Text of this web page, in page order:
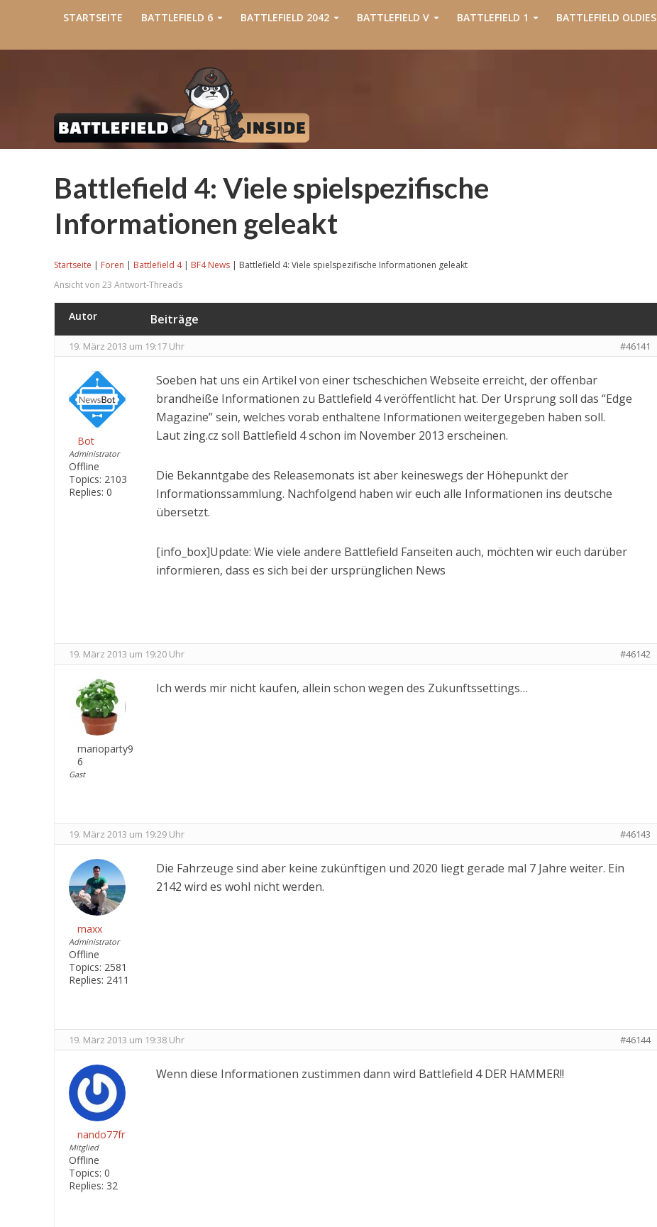
STARTSEITE BATTLEFIELD 6 BATTLEFIELD 2042 BATTLEFIELD V BATTLEFIELD 1 BATTLEFIELD OLDIES
Battlefield 4: Viele spielspezifische
Informationen geleakt
Startseite | Foren | Battlefield 4 | BF4 News | Battlefield 4: Viele spielspezifische Informationen geleakt
Ansicht von 23 Antwort-Threads
Autor Beiträge
19. März 2013 um 19:17 Uhr #46141
Bot
Administrator
Offline
Topics: 2103
Replies: 0
Soeben hat uns ein Artikel von einer tscheschichen Webseite erreicht, der offenbar
brandheiße Informationen zu Battlefield 4 veröffentlicht hat. Der Ursprung soll das “Edge
Magazine” sein, welches vorab enthaltene Informationen weitergegeben haben soll.
Laut zing.cz soll Battlefield 4 schon im November 2013 erscheinen.
Die Bekanntgabe des Releasemonats ist aber keineswegs der Höhepunkt der
Informationssammlung. Nachfolgend haben wir euch alle Informationen ins deutsche
übersetzt.
[info_box]Update: Wie viele andere Battlefield Fanseiten auch, möchten wir euch darüber
informieren, dass es sich bei der ursprünglichen News
19. März 2013 um 19:20 Uhr #46142
marioparty9
6
Gast
Ich werds mir nicht kaufen, allein schon wegen des Zukunftssettings…
19. März 2013 um 19:29 Uhr #46143
maxx
Administrator
Offline
Topics: 2581
Replies: 2411
Die Fahrzeuge sind aber keine zukünftigen und 2020 liegt gerade mal 7 Jahre weiter. Ein
2142 wird es wohl nicht werden.
19. März 2013 um 19:38 Uhr #46144
nando77fr
Mitglied
Offline
Topics: 0
Replies: 32
Wenn diese Informationen zustimmen dann wird Battlefield 4 DER HAMMER!!